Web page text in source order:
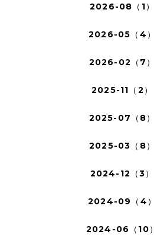
2026-08（1）
2026-05（4）
2026-02（7）
2025-11（2）
2025-07（8）
2025-03（8）
2024-12（3）
2024-09（4）
2024-06（10）